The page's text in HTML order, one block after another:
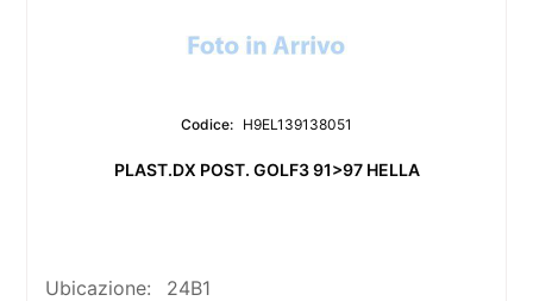
Codice: H9EL139138051
PLAST.DX POST. GOLF3 91>97 HELLA
Ubicazione: 24B1